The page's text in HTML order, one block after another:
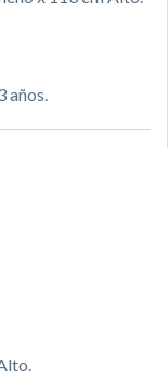
años.